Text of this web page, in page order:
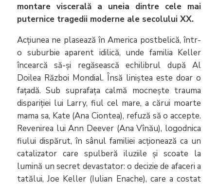
montare viscerală a uneia dintre cele mai
puternice tragedii moderne ale secolului XX.
Acțiunea ne plasează în America postbelică, într-
o suburbie aparent idilică, unde familia Keller
încearcă să-și regăsească echilibrul după Al
Doilea Război Mondial. Însă liniștea este doar o
fațadă. Sub suprafața calmă mocnește trauma
dispariției lui Larry, fiul cel mare, a cărui moarte
mama sa, Kate (Ana Ciontea), refuză să o accepte.
Revenirea lui Ann Deever (Ana Vînău), logodnica
fiului dispărut, în sânul familiei acționează ca un
catalizator care spulberă iluziile și scoate la
lumină un secret devastator: o decizie de afaceri a
tatălui, Joe Keller (Iulian Enache), care a costat